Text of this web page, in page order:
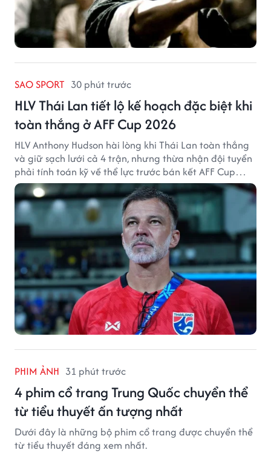
SAO SPORT 30 phút trước
HLV Thái Lan tiết lộ kế hoạch đặc biệt khi
toàn thắng ở AFF Cup 2026
HLV Anthony Hudson hài lòng khi Thái Lan toàn thắng
và giữ sạch lưới cả 4 trận, nhưng thừa nhận đội tuyển
phải tính toán kỹ về thể lực trước bán kết AFF Cup
2026.
PHIM ẢNH 31 phút trước
4 phim cổ trang Trung Quốc chuyển thể
từ tiểu thuyết ấn tượng nhất
Dưới đây là những bộ phim cổ trang được chuyển thể
từ tiểu thuyết đáng xem nhất.